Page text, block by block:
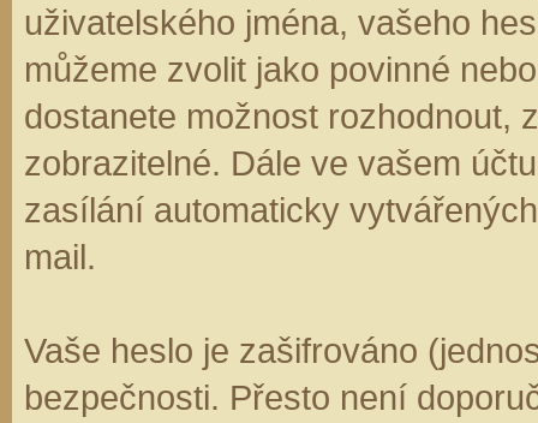
uživatelského jména, vašeho
můžeme zvolit jako povinné
dostanete možnost rozhodnout,
zobrazitelné. Dále ve vašem
zasílání automaticky
mail.
Vaše heslo je zašifrováno
bezpečnosti. Přesto není